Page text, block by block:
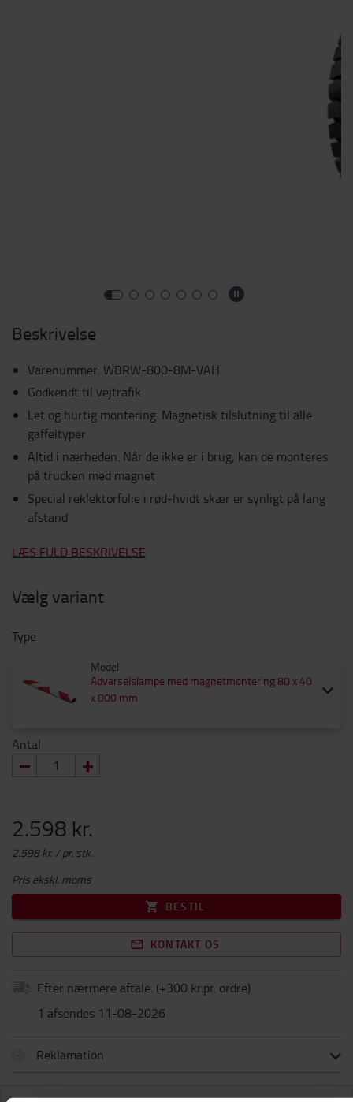
Beskrivelse
Varenummer: WBRW-800-8M-VAH
Godkendt til vejtrafik
Let og hurtig montering. Magnetisk tilslutning til alle
gaffeltyper
Altid i nærheden. Når de ikke er i brug, kan de monteres
på trucken med magnet
Special reklektorfolie i rød-hvidt skær er synligt på lang
afstand
LÆS FULD BESKRIVELSE
Vælg variant
Type
Model
Advarselslampe med magnetmontering 80 x 40
x 800 mm
Antal
2.598 kr.
2.598 kr. / pr. stk.
Pris ekskl. moms
BESTIL
KONTAKT OS
Efter nærmere aftale. (+300 kr.pr. ordre)
1 afsendes 11-08-2026
Reklamation